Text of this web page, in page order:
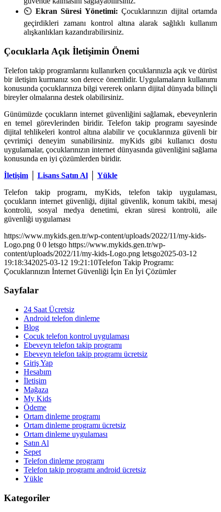
⏲️ Ekran Süresi Yönetimi: Çocuklarınızın dijital ortamda
geçirdikleri zamanı kontrol altına alarak sağlıklı kullanım
alışkanlıkları kazandırabilirsiniz.
Çocuklarla Açık İletişimin Önemi
Telefon takip programlarını kullanırken çocuklarınızla açık ve dürüst
bir iletişim kurmanız son derece önemlidir. Uygulamaların kullanımı
konusunda çocuklarınıza bilgi vererek onların dijital dünyada bilinçli
bireyler olmalarına destek olabilirsiniz.
Günümüzde çocukların internet güvenliğini sağlamak, ebeveynlerin
en temel görevlerinden biridir. Telefon takip programı sayesinde
dijital tehlikeleri kontrol altına alabilir ve çocuklarınıza güvenli bir
çevrimiçi deneyim sunabilirsiniz. myKids gibi kullanıcı dostu
uygulamalar, çocuklarınızın internet dünyasında güvenliğini sağlama
konusunda en iyi çözümlerden biridir.
İletişim
Lisans Satın Al
Yükle
Telefon takip programı, myKids, telefon takip uygulaması,
çocukların internet güvenliği, dijital güvenlik, konum takibi, mesaj
kontrolü, sosyal medya denetimi, ekran süresi kontrolü, aile
güvenliği uygulaması
https://www.mykids.gen.tr/wp-content/uploads/2022/11/my-kids-
Logo.png 0 0 letsgo https://www.mykids.gen.tr/wp-
content/uploads/2022/11/my-kids-Logo.png letsgo2025-03-12
19:18:342025-03-12 19:21:10Telefon Takip Programı:
Çocuklarınızın İnternet Güvenliği İçin En İyi Çözümler
Sayfalar
24 Saat Ücretsiz
Android telefon dinleme
Blog
Çocuk telefon kontrol uygulaması
Ebeveyn telefon takip programı
Ebeveyn telefon takip programı ücretsiz
Giriş Yap
Hesabım
İletişim
Mağaza
My Kids
Ödeme
Ortam dinleme programı
Ortam dinleme programı ücretsiz
Ortam dinleme uygulaması
Satın Al
Sepet
Telefon dinleme programı
Telefon takip programı android ücretsiz
Yükle
Kategoriler